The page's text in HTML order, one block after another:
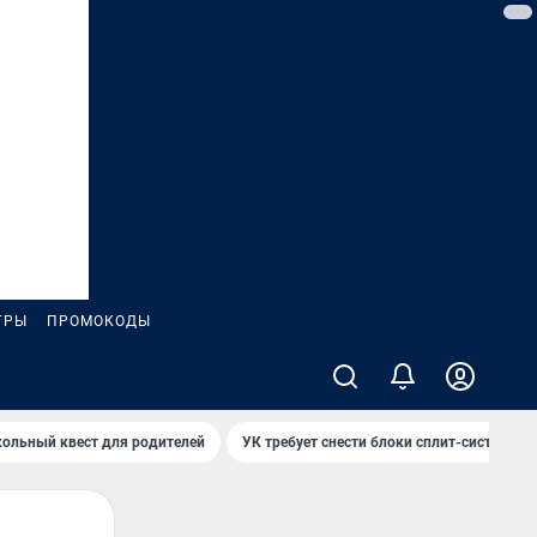
ПРОМОКОДЫ
квест для родителей УК требует снести блоки сплит-систем